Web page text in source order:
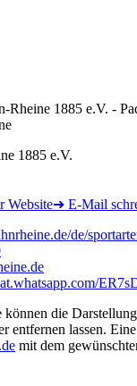
Rheine 1885 e.V. -
1885 e.V.
Website➜ E-Mail
de/
die
entfernen lassen.
mit dem